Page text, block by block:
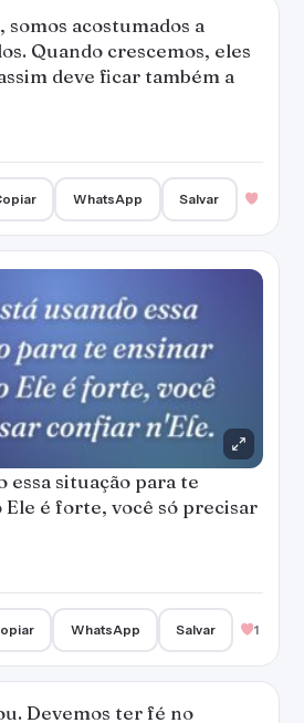
somos acostumados a
Quando crescemos, eles
deve ficar também a
WhatsApp Salvar
essa situação para te
é forte, você só precisar
WhatsApp Salvar 1
Devemos ter fé no